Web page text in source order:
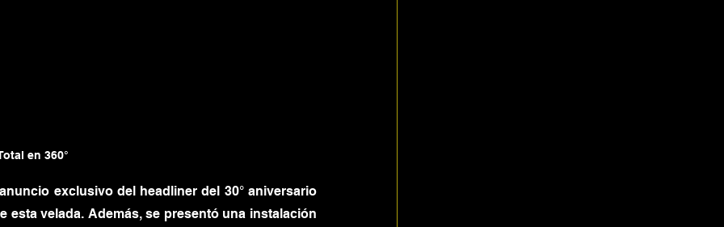
en 360°
exclusivo del headliner del 30° aniversario
esta velada. Además, se presentó una instalación